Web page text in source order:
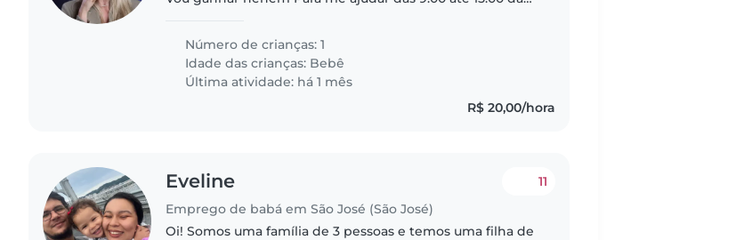
Número de crianças: 1
Idade das crianças: Bebê
Última atividade: há 1 mês
R$ 20,00/hora
Eveline
Emprego de babá em São José (São José)
11
Oi! Somos uma família de 3 pessoas e temos uma filha de